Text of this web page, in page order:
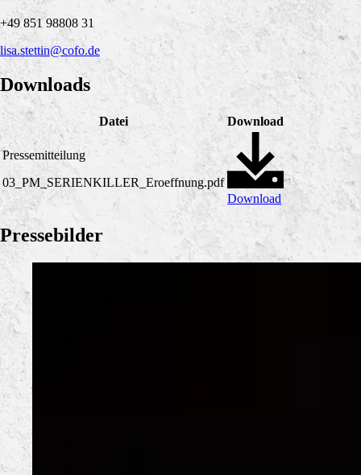
+49 851 98808 31
lisa.stettin@cofo.de
Downloads
Datei Download
Pressemitteilung
03_PM_SERIENKILLER_Eroeffnung.pdf
Download
Pressebilder